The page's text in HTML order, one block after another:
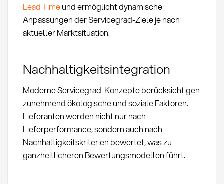
Lead Timeund ermöglicht dynamische
Anpassungen der Servicegrad-Ziele je nach
aktueller Marktsituation.
Nachhaltigkeitsintegration
Moderne Servicegrad-Konzepte berücksichtigen
zunehmend ökologische und soziale Faktoren.
Lieferanten werden nicht nur nach
Lieferperformance, sondern auch nach
Nachhaltigkeitskriterien bewertet, was zu
ganzheitlicheren Bewertungsmodellen führt.